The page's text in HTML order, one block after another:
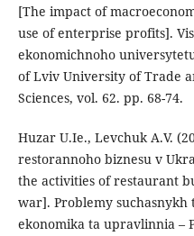
[The impact of
use of enterprise profits].
ekonomichnoho
of Lviv University of Trade
Sciences, vol. 62. pp. 68-74.
Huzar U.Ie., Levchuk A.V.
restorannoho biznesu v
the activities of restaurant
war]. Problemy suchasnykh
ekonomika ta upravlinnia –